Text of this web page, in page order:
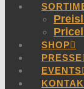
SHOP
PRESSE
EVENTS